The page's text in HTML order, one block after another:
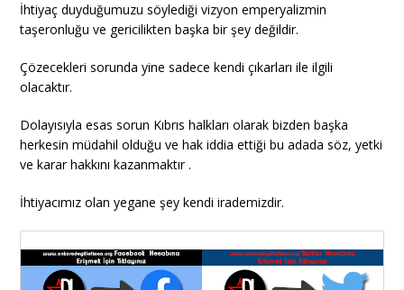
İhtiyaç duyduğumuzu söylediği vizyon emperyalizmin
taşeronluğu ve gericilikten başka bir şey değildir.
Çözecekleri sorunda yine sadece kendi çıkarları ile ilgili
olacaktır.
Dolayısıyla esas sorun Kıbrıs halkları olarak bizden başka
herkesin müdahil olduğu ve hak iddia ettiği bu adada söz, yetki
ve karar hakkını kazanmaktır .
İhtiyacımız olan yegane şey kendi irademizdir.